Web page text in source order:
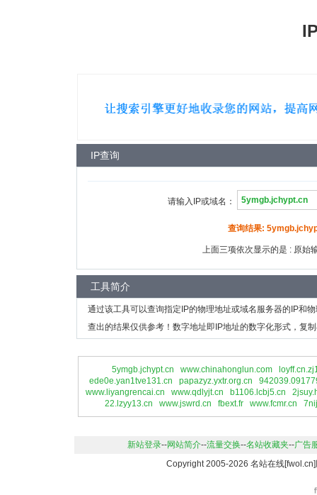
IP查询
请输入IP或域名：
查询结果:
上面三项依次显示的是 : 原始
工具简介
通过该工具可以查询指定IP的物理地址或域名服务器的IP和
查出的结果仅供参考！数字地址即IP地址的数字化形式，复
5ymgb.jchypt.cn www.chinahonglun.com
ede0e.yan1tve131.cn
papazyz.yxtr.org.cn
www.liyangrencai.cn
www.qdlyjt.cn b1106.lcbj5.cn
22.lzyy13.cn
www.jswrd.cn fbext.fr www.fcmr.cn
新站登录--网站简介--流量交换--名站收藏夹--广告
Copyright 2005-2026 名站在线